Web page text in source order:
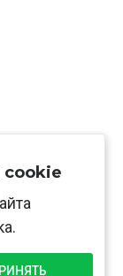
cookie